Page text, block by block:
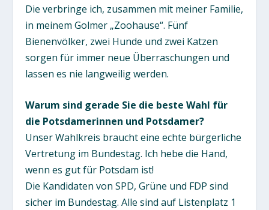
Die verbringe ich, zusammen mit meiner Familie,
in meinem Golmer „Zoohause“. Fünf
Bienenvölker, zwei Hunde und zwei Katzen
sorgen für immer neue Überraschungen und
lassen es nie langweilig werden.
Warum sind gerade Sie die beste Wahl für
die Potsdamerinnen und Potsdamer?
Unser Wahlkreis braucht eine echte bürgerliche
Vertretung im Bundestag. Ich hebe die Hand,
wenn es gut für Potsdam ist!
Die Kandidaten von SPD, Grüne und FDP sind
sicher im Bundestag. Alle sind auf Listenplatz 1